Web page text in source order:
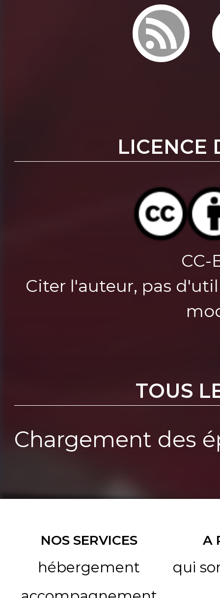
LICENCE
CC-
Citer l'auteur, pas
TOUS
Chargement des
NOS SERVICES
hébergement
A
qui